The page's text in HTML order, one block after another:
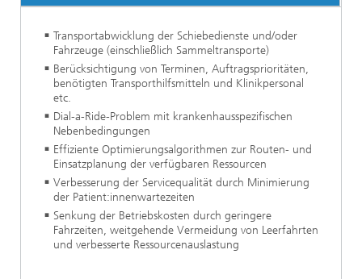
Transportabwicklung der Schiebedienste und/oder
Fahrzeuge (einschließlich Sammeltransporte)
Berücksichtigung von Terminen, Auftragsprioritäten,
benötigten Transporthilfsmitteln und Klinikpersonal
etc.
Dial-a-Ride-Problem mit krankenhausspezifischen
Nebenbedingungen
Effiziente Optimierungsalgorithmen zur Routen- und
Einsatzplanung der verfügbaren Ressourcen
Verbesserung der Servicequalität durch Minimierung
der Patient:innenwartezeiten
Senkung der Betriebskosten durch geringere
Fahrzeiten, weitgehende Vermeidung von Leerfahrten
und verbesserte Ressourcenauslastung